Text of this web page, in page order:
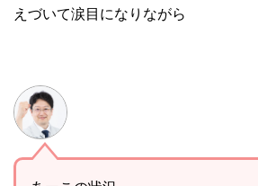
えづいて涙目になりながら